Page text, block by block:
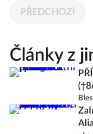
PŘEDCHOZÍ
Články z